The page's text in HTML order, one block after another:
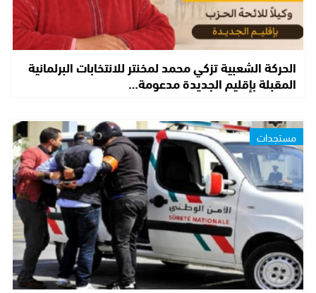
الحركة الشعبية تزكي محمد لمخنتر للانتخابات البرلمانية
المقبلة بإقليم الجديدة مدعومة…
مستجدات